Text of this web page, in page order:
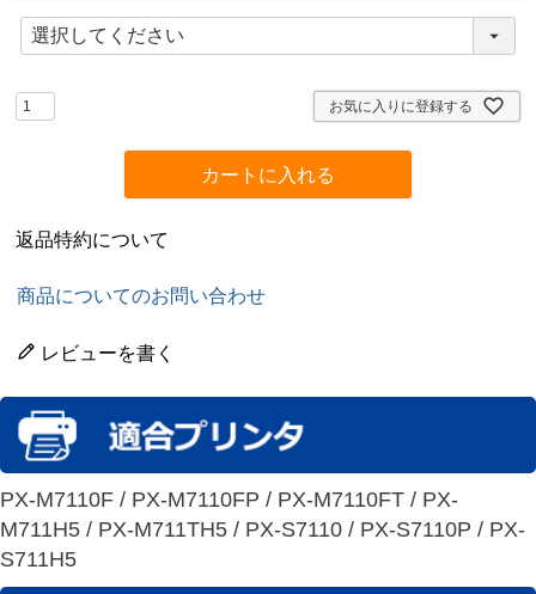
(
必
)
お気に入りに登録する
カートに入れる
返品特約について
商品についてのお問い合わせ
レビューを書く
PX-M7110F / PX-M7110FP / PX-M7110FT / PX-
M711H5 / PX-M711TH5 / PX-S7110 / PX-S7110P / PX-
S711H5